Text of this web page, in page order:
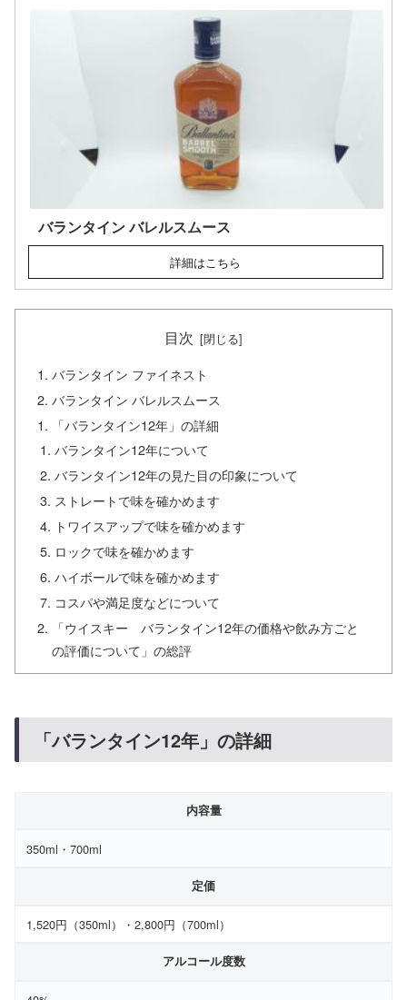
バランタイン バレルスムース
目次
バランタイン ファイネスト
バランタイン バレルスムース
「バランタイン12年」の詳細
バランタイン12年について
バランタイン12年の見た目の印象について
ストレートで味を確かめます
トワイスアップで味を確かめます
ロックで味を確かめます
ハイボールで味を確かめます
コスパや満足度などについて
「ウイスキー バランタイン12年の価格や飲み方ごと
の評価について」の総評
「バランタイン12年」の詳細
内容量
350ml・700ml
定価
1,520円（350ml）・2,800円（700ml）
アルコール度数